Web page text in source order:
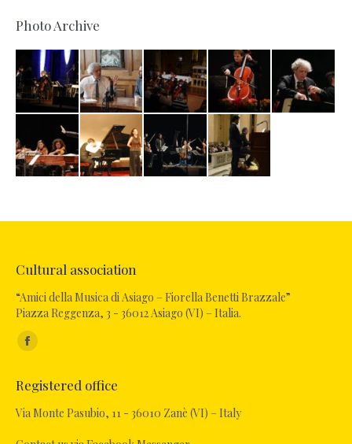
Photo Archive
Cultural association
“Amici della Musica di Asiago – Fiorella Benetti Brazzale”
Piazza Reggenza, 3 - 36012 Asiago (VI) – Italia.
Find us on:
Facebook
opens
in
Registered office
Via Monte Pasubio, 11 - 36010 Zanè (VI) – Italy